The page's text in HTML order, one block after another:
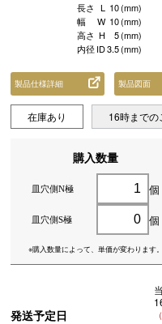
長さ L 10(mm)
幅
W 10(mm)
高さ H 5(mm)
内径ID3.5(mm)
製品仕様詳細 製品図面
在庫あり 16時まで
購入数量
皿穴側N極 個
皿穴側S極 個
※購入数量によって、 単価が変わります。
発送予定日